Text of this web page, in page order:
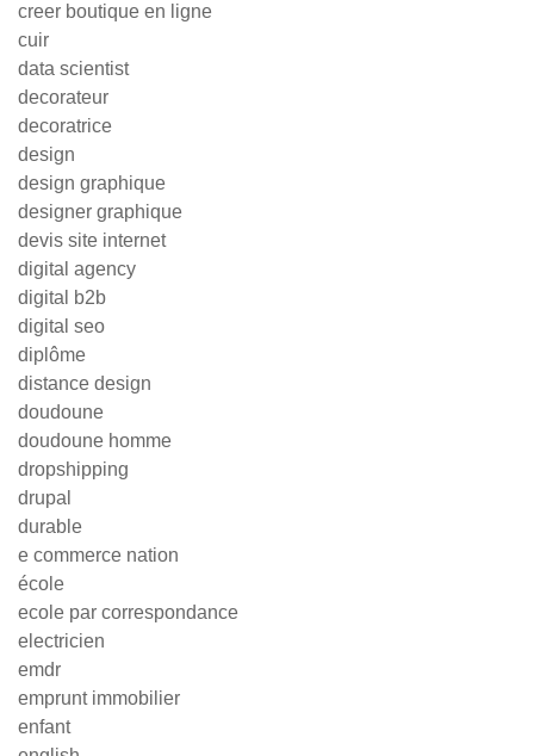
creer boutique en ligne
cuir
data scientist
decorateur
decoratrice
design
design graphique
designer graphique
devis site internet
digital agency
digital b2b
digital seo
diplôme
distance design
doudoune
doudoune homme
dropshipping
drupal
durable
e commerce nation
école
ecole par correspondance
electricien
emdr
emprunt immobilier
enfant